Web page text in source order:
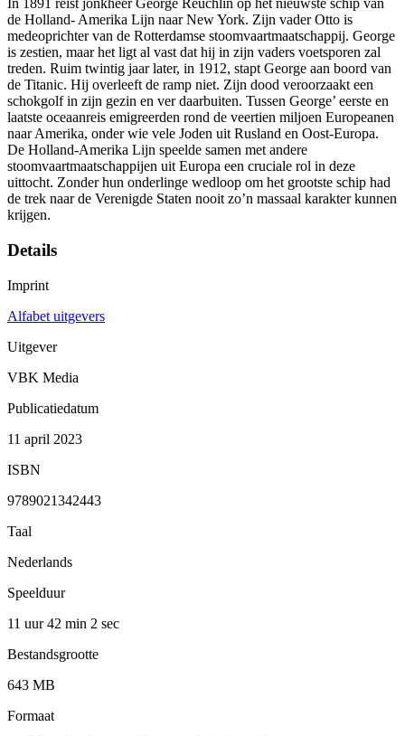
In 1891 reist jonkheer George Reuchlin op het nieuwste schip van
de Holland- Amerika Lijn naar New York. Zijn vader Otto is
medeoprichter van de Rotterdamse stoomvaartmaatschappij. George
is zestien, maar het ligt al vast dat hij in zijn vaders voetsporen zal
treden. Ruim twintig jaar later, in 1912, stapt George aan boord van
de Titanic. Hij overleeft de ramp niet. Zijn dood veroorzaakt een
schokgolf in zijn gezin en ver daarbuiten. Tussen George’ eerste en
laatste oceaanreis emigreerden rond de veertien miljoen Europeanen
naar Amerika, onder wie vele Joden uit Rusland en Oost-Europa.
De Holland-Amerika Lijn speelde samen met andere
stoomvaartmaatschappijen uit Europa een cruciale rol in deze
uittocht. Zonder hun onderlinge wedloop om het grootste schip had
de trek naar de Verenigde Staten nooit zo’n massaal karakter kunnen
krijgen.
Details
Imprint
Alfabet uitgevers
Uitgever
VBK Media
Publicatiedatum
11 april 2023
ISBN
9789021342443
Taal
Nederlands
Speelduur
11 uur 42 min 2 sec
Bestandsgrootte
643 MB
Formaat